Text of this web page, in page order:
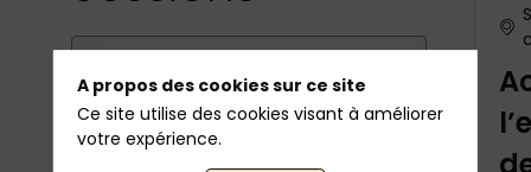
DATES
A propos des cookies sur ce site
Ce site utilise des cookies visant à améliorer
votre expérience.